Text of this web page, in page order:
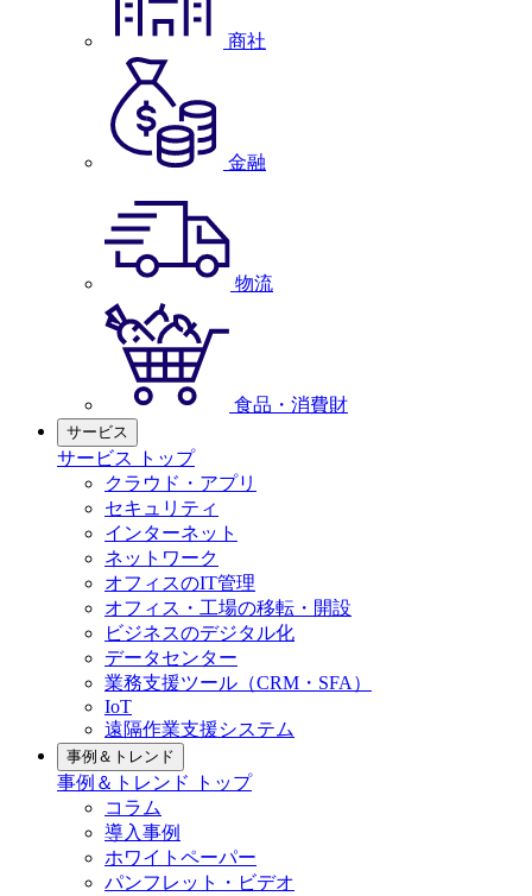
商社
金融
物流
食品・消費財
サービス
サービス トップ
クラウド・アプリ
セキュリティ
インターネット
ネットワーク
オフィスのIT管理
オフィス・工場の移転・開設
ビジネスのデジタル化
データセンター
業務支援ツール（CRM・SFA）
IoT
遠隔作業支援システム
事例＆トレンド
事例＆トレンド トップ
コラム
導入事例
ホワイトペーパー
パンフレット・ビデオ